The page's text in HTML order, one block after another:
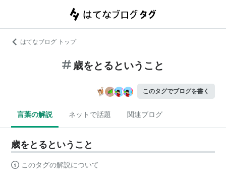
はてなブログ トップ
歳をとるということ
このタグでブログを書く
言葉の解説 ネットで話題 関連ブログ
歳をとるということ
このタグの解説について